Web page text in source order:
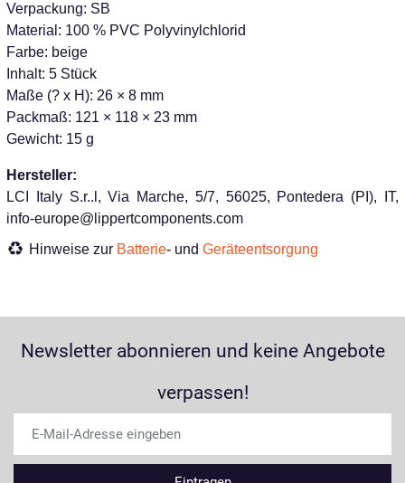
Verpackung: SB
Material: 100 % PVC Polyvinylchlorid
Farbe: beige
Inhalt: 5 Stück
Maße (? x H): 26 × 8 mm
Packmaß: 121 × 118 × 23 mm
Gewicht: 15 g
Hersteller:
LCI Italy S.r..l, Via Marche, 5/7, 56025, Pontedera (PI), IT,
info-europe@lippertcomponents.com
Hinweise zur Batterie- und Geräteentsorgung
Newsletter abonnieren und keine Angebote
verpassen!